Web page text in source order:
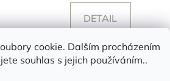
cookie. Dalším procházením
souhlas s jejich používáním..
DETAIL